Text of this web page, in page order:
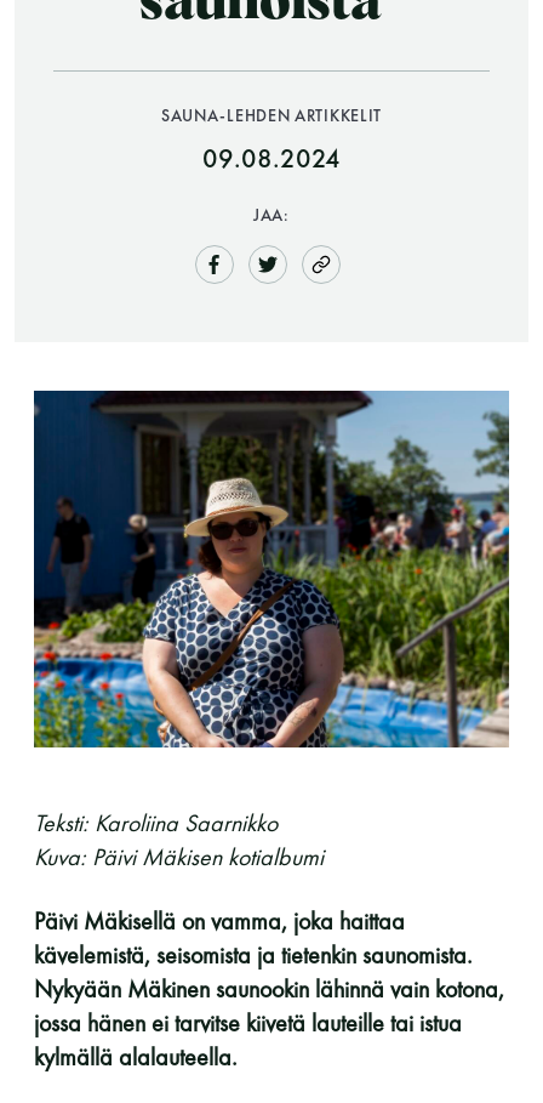
Saunatalo on avoinna
-Naisten päivät ovat maanantai ja
torstai
-Miesten päivät tiistai, keskiviikko,
perjantai ja lauantai
-Kuukauden ensimmäinen lauantai on on
jaettu lauantai
Hinnasto
Jäsen
Vieras jäsenen seurassa
25 €
Jäsenen lapsi 7-18 v.
SAUNA-LEHDEN ARTIKKELIT
09.08.2024
JAA:
Teksti: Karoliina Saarnikko
Kuva: Päivi Mäkisen kotialbumi
Päivi Mäkisellä on vamma, joka haittaa
kävelemistä, seisomista ja tietenkin saunomista.
Nykyään Mäkinen saunookin lähinnä vain kotona,
jossa hänen ei tarvitse kiivetä lauteille tai istua
kylmällä alalauteella.